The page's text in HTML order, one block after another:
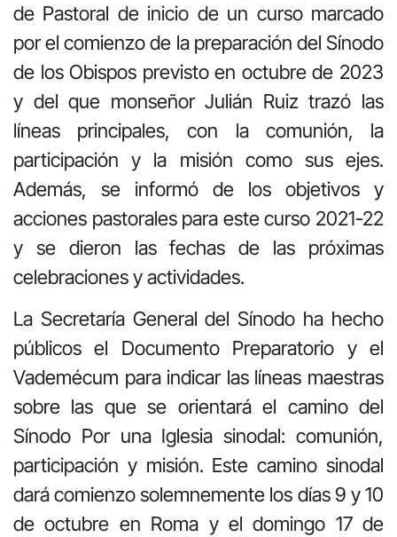
de Pastoral de inicio de un curso marcado
por el comienzo de la preparación del Sínodo
de los Obispos previsto en octubre de 2023
y del que monseñor Julián Ruiz trazó las
líneas principales, con la comunión, la
participación y la misión como sus ejes.
Además, se informó de los objetivos y
acciones pastorales para este curso 2021-22
y se dieron las fechas de las próximas
celebraciones y actividades.
La Secretaría General del Sínodo ha hecho
públicos el Documento Preparatorio y el
Vademécum para indicar las líneas maestras
sobre las que se orientará el camino del
Sínodo Por una Iglesia sinodal: comunión,
participación y misión. Este camino sinodal
dará comienzo solemnemente los días 9 y 10
de octubre en Roma y el domingo 17 de